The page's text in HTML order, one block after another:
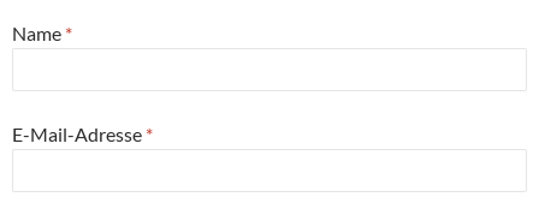
Name *
E-Mail-Adresse *